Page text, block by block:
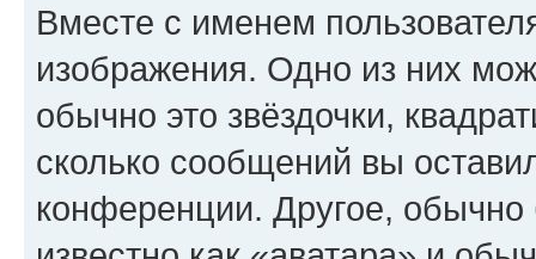
Вместе с именем
изображения. Одно из них
обычно это звёздочки,
сколько сообщений вы
конференции. Другое,